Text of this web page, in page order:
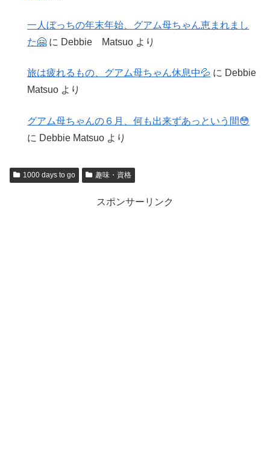
一人ぼっちの年末年始、グアム母ちゃん恵まれまし
た🤗 に Debbie Matsuo より
旅は疲れるもの、グアム母ちゃん休息中💦 に Debbie
Matsuo より
グアム母ちゃんの６月、何も出来ずあっという間😳
に Debbie Matsuo より
1000 days to go 趣味・資格
スポンサーリンク